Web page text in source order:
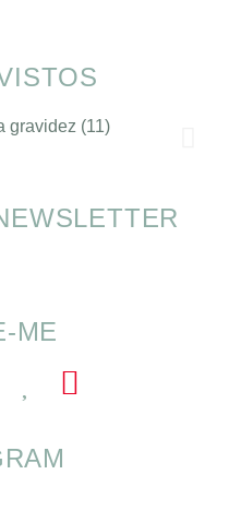
Almoços
ME